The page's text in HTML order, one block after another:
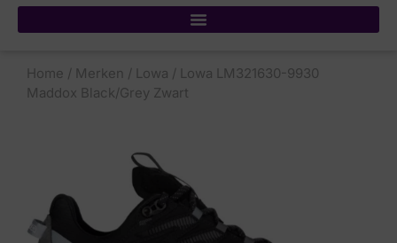
Home / Merken / Lowa / Lowa LM321630-9930
Maddox Black/Grey Zwart